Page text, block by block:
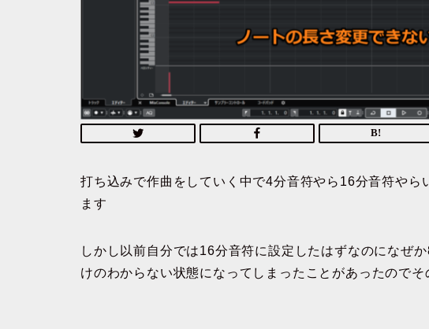
打ち込みで作曲をしていく中で4分音符やら16分音符やら
ます
しかし以前自分では16分音符に設定したはずなのになぜ
けのわからない状態になってしまったことがあったので